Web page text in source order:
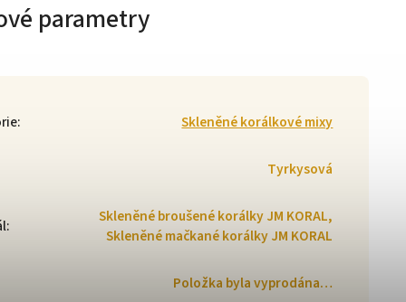
parametry
: Skleněné korálkové mixy
Tyrkysová
:
Skleněné broušené korálky JM KORAL,
Skleněné mačkané korálky JM KORAL
Položka byla vyprodána…